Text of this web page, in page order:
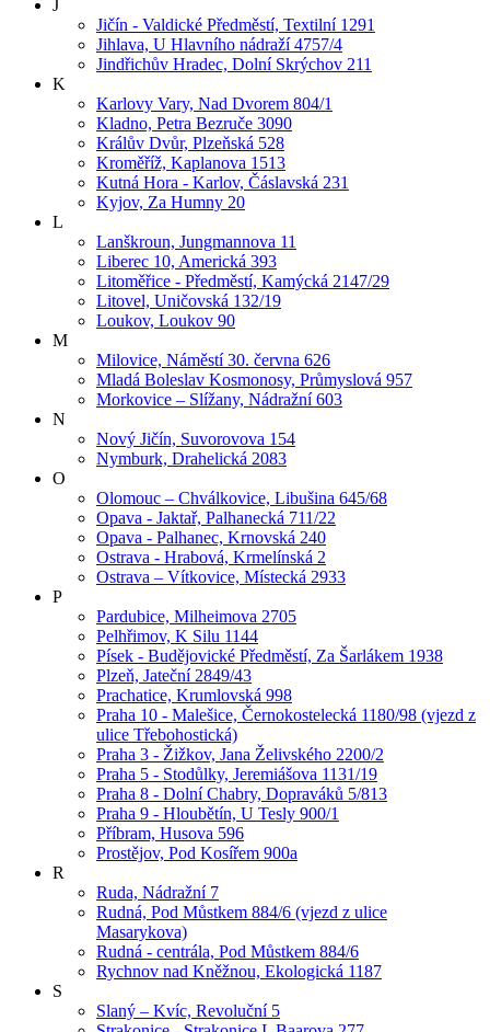
J
Jičín - Valdické Předměstí, Textilní 1291
Jihlava, U Hlavního nádraží 4757/4
Jindřichův Hradec, Dolní Skrýchov 211
K
Karlovy Vary, Nad Dvorem 804/1
Kladno, Petra Bezruče 3090
Králův Dvůr, Plzeňská 528
Kroměříž, Kaplanova 1513
Kutná Hora - Karlov, Čáslavská 231
Kyjov, Za Humny 20
L
Lanškroun, Jungmannova 11
Liberec 10, Americká 393
Litoměřice - Předměstí, Kamýcká 2147/29
Litovel, Uničovská 132/19
Loukov, Loukov 90
M
Milovice, Náměstí 30. června 626
Mladá Boleslav Kosmonosy, Průmyslová 957
Morkovice – Slížany, Nádražní 603
N
Nový Jičín, Suvorovova 154
Nymburk, Drahelická 2083
O
Olomouc – Chválkovice, Libušina 645/68
Opava - Jaktař, Palhanecká 711/22
Opava - Palhanec, Krnovská 240
Ostrava - Hrabová, Krmelínská 2
Ostrava – Vítkovice, Místecká 2933
P
Pardubice, Milheimova 2705
Pelhřimov, K Silu 1144
Písek - Budějovické Předměstí, Za Šarlákem 1938
Plzeň, Jateční 2849/43
Prachatice, Krumlovská 998
Praha 10 - Malešice, Černokostelecká 1180/98 (vjezd z
ulice Třebohostická)
Praha 3 - Žižkov, Jana Želivského 2200/2
Praha 5 - Stodůlky, Jeremiášova 1131/19
Praha 8 - Dolní Chabry, Dopraváků 5/813
Praha 9 - Hloubětín, U Tesly 900/1
Příbram, Husova 596
Prostějov, Pod Kosířem 900a
R
Ruda, Nádražní 7
Rudná, Pod Můstkem 884/6 (vjezd z ulice
Masarykova)
Rudná - centrála, Pod Můstkem 884/6
Rychnov nad Kněžnou, Ekologická 1187
S
Slaný – Kvíc, Revoluční 5